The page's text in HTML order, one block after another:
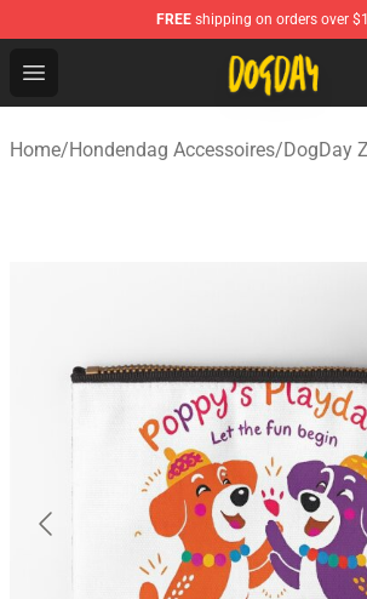
FREE shipping on orders over
Open menu
DogDay Store - Official DogDay
Home/Hondendag Accessoires/DogDay